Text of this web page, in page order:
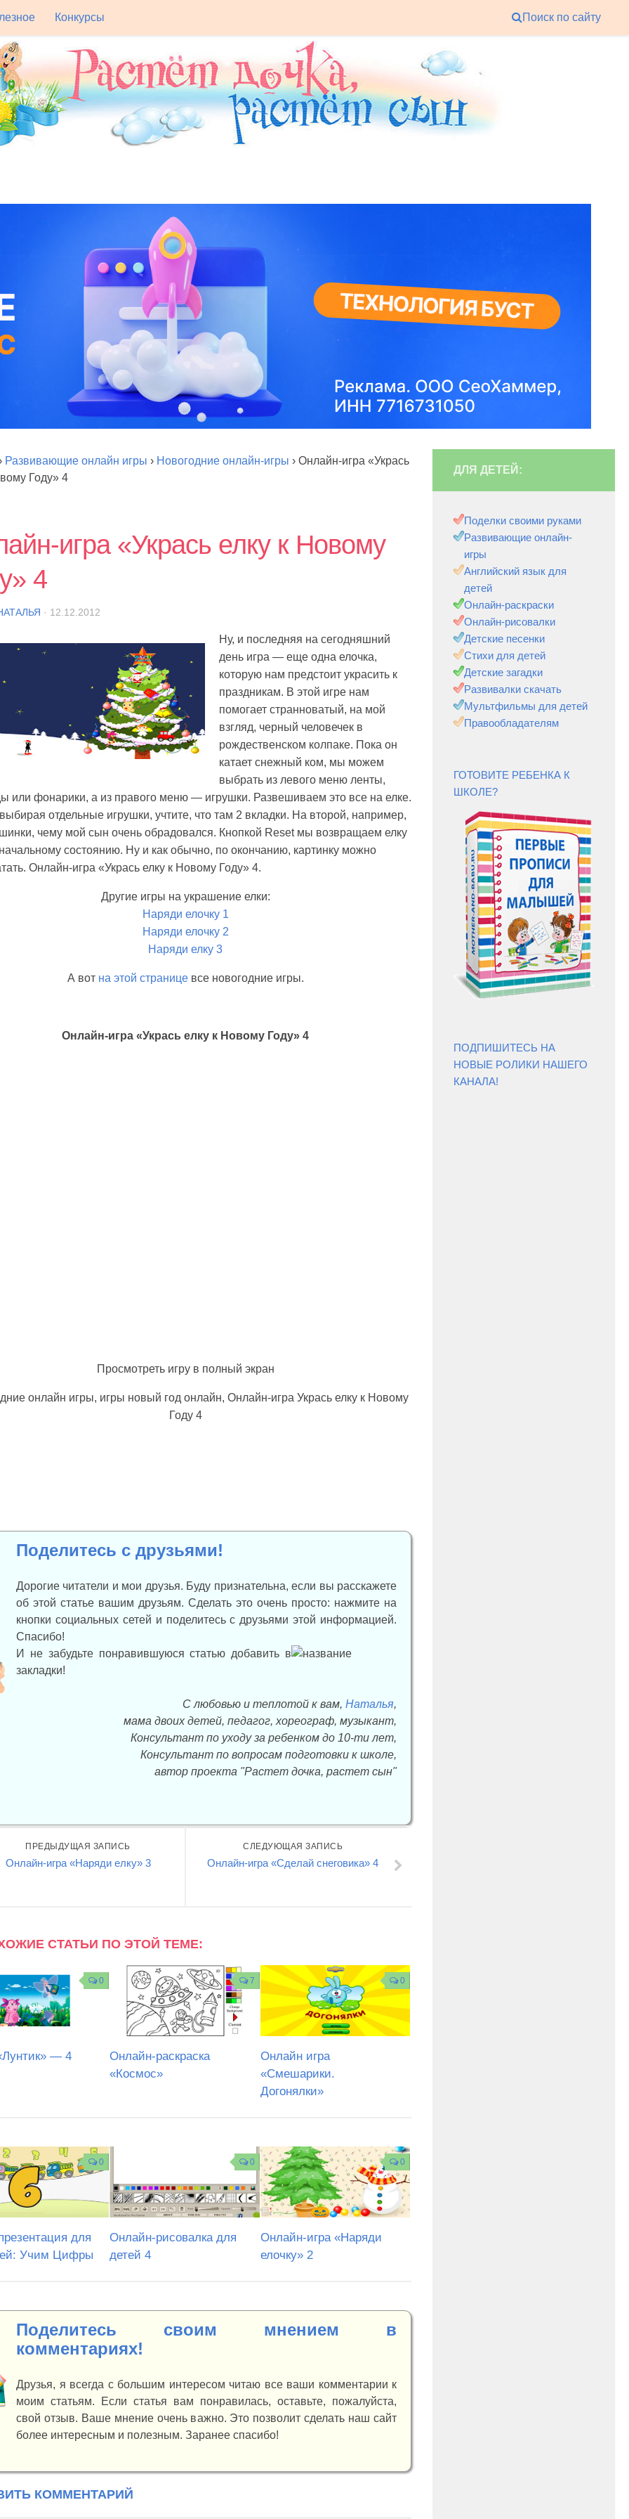
Конкурсы Поиск по сайту
Развивающие онлайн игры › Новогодние онлайн-игры › Онлайн-игра «Укрась
Году» 4
игра «Укрась елку к Новому
4
· 12.12.2012
Ну, и последняя на сегодняшний
день игра — еще одна елочка,
которую нам предстоит украсить к
праздникам. В этой игре нам
помогает странноватый, на мой
взгляд, черный человечек в
рождественском колпаке. Пока он
катает снежный ком, мы можем
выбрать из левого меню ленты,
или фонарики, а из правого меню — игрушки. Развешиваем это все на елке.
выбирая отдельные игрушки, учтите, что там 2 вкладки. На второй, например,
чему мой сын очень обрадовался. Кнопкой Reset мы возвращаем елку
состоянию. Ну и как обычно, по окончанию, картинку можно
Онлайн-игра «Укрась елку к Новому Году» 4.
Другие игры на украшение елки:
Наряди елочку 1
Наряди елочку 2
Наряди елку 3
А вот на этой страницевсе новогодние игры.
Онлайн-игра «Укрась елку к Новому Году» 4
Просмотреть игру в полный экран
онлайн игры, игры новый год онлайн, Онлайн-игра Укрась елку к Новому
Году 4
Поделитесь с друзьями!
Дорогие читатели и мои друзья. Буду признательна, если вы расскажете
об этой статье вашим друзьям. Сделать это очень просто: нажмите на
кнопки социальных сетей и поделитесь с друзьями этой информацией.
Спасибо!
И не забудьте понравившуюся статью добавить в
закладки!
С любовью и теплотой к вам, Наталья,
мама двоих детей, педагог, хореограф, музыкант,
Консультант по уходу за ребенком до 10-ти лет,
Консультант по вопросам подготовки к школе,
автор проекта "Растет дочка, растет сын"
СЛЕДУЮЩАЯ ЗАПИСЬ
Онлайн-игра «Сделай снеговика» 4
ПРЕДЫДУЩАЯ ЗАПИСЬ
Онлайн-игра «Наряди елку» 3
СТАТЬИ ПО ЭТОЙ ТЕМЕ:
0
— 4
7
Онлайн-раскраска
«Космос»
0
Онлайн игра
«Смешарики.
Догонялки»
0
для
Учим Цифры
0
Онлайн-рисовалка для
детей 4
0
Онлайн-игра «Наряди
елочку» 2
Поделитесь своим мнением в
комментариях!
Друзья, я всегда с большим интересом читаю все ваши комментарии к
моим статьям. Если статья вам понравилась, оставьте, пожалуйста,
свой отзыв. Ваше мнение очень важно. Это позволит сделать наш сайт
более интересным и полезным. Заранее спасибо!
КОММЕНТАРИЙ
ДЛЯ ДЕТЕЙ:
Поделки своими руками
Развивающие онлайн-
игры
Английский язык для
детей
Онлайн-раскраски
Онлайн-рисовалки
Детские песенки
Стихи для детей
Детские загадки
Развивалки скачать
Мультфильмы для детей
Правообладателям
ГОТОВИТЕ РЕБЕНКА К
ШКОЛЕ?
ПОДПИШИТЕСЬ НА
НОВЫЕ РОЛИКИ НАШЕГО
КАНАЛА!